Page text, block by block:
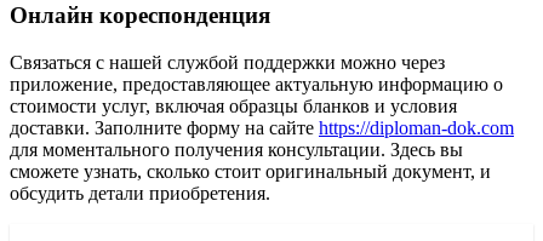
Онлайн кореспонденция
Связаться с нашей службой поддержки можно через
приложение, предоставляющее актуальную информацию о
стоимости услуг, включая образцы бланков и условия
доставки. Заполните форму на сайте https://diploman-dok.com
для моментального получения консультации. Здесь вы
сможете узнать, сколько стоит оригинальный документ, и
обсудить детали приобретения.